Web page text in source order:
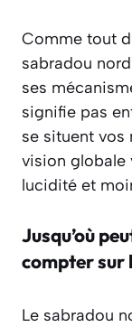
Comme tout
sabradou
ses
signifie pas
se situent
vision globale
lucidité et
Jusqu’où
compter sur
Le sabradou